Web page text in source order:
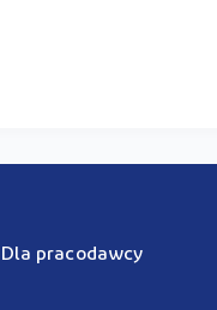
Dla pracodawcy